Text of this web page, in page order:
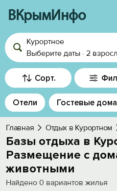
ВКрымИнфо
Войти
Избранное
История просмотра
Добавить свой
Курортное
Выберите даты · 2
Сорт.
Отели Гостевые дома
Главная Отдых в Курортном
Базы отдыха в
Размещение с
животными
Найдено 0 вариантов жилья